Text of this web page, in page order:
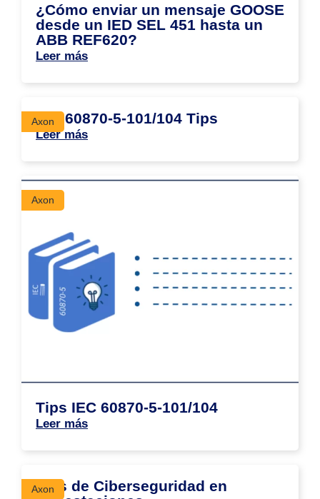
¿Cómo enviar un mensaje GOOSE
desde un IED SEL 451 hasta un
ABB REF620?
Leer más
Axon
IEC 60870-5-101/104 Tips
Leer más
Axon
Tips IEC 60870-5-101/104
Leer más
Axon
Tips de Ciberseguridad en